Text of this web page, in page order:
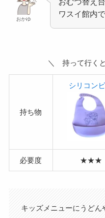
おかゆ
ワスイ館内
＼ 持って行く
持ち物
シリコン
必要度 ★★★
キッズメニューにうどん